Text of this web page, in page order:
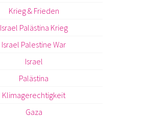
Krieg & Frieden
Israel Palästina Krieg
Israel Palestine War
Israel
Palästina
Klimagerechtigkeit
Gaza